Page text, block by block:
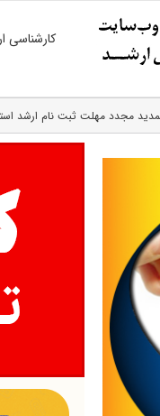
کارشناسی
مجدد مهلت ثبت نام ارشد استعداد درخشان ۹۷